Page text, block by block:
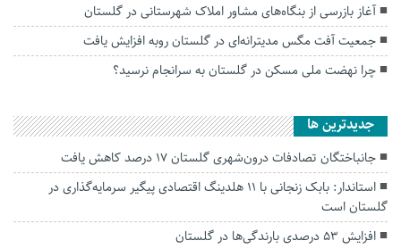
آغاز بازرسی از بنگاه‌های مشاور املاک شهرستانی در گلستان
جمعیت آفت مگس مدیترانه‌ای در گلستان روبه افزایش یافت
چرا نهضت ملی مسکن در گلستان به سرانجام نرسید؟
جديدترين ها
جانباختگان تصادفات درون‌شهری گلستان ۱۷ درصد کاهش یافت
استاندار: بابک زنجانی با ۱۱ هلدینگ اقتصادی پیگیر سرمایه‌گذاری در
گلستان است
افزایش ۵۳ درصدی بارندگی‌ها در گلستان